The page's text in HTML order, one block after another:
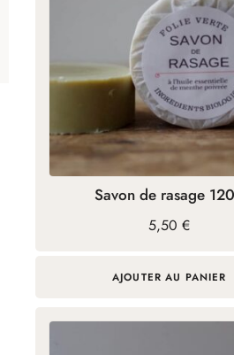
Savon de rasage
5,50€
AJOUTER AU PANIER